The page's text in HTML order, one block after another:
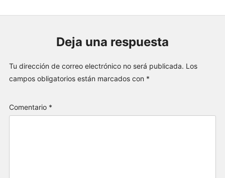
Deja una respuesta
Tu dirección de correo electrónico no será publicada. Los
campos obligatorios están marcados con *
Comentario *